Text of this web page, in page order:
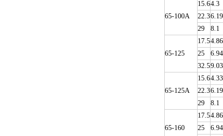
65-100A
15.64.3
22.36.19
29
8.1
65-125
17.54.86
25
6.94
32.59.03
65-125A
15.64.33
22.36.19
29
8.1
65-160
17.54.86
25
6.94